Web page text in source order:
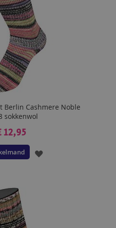
Berlin Cashmere Noble
sokkenwol
12,95
VOEG